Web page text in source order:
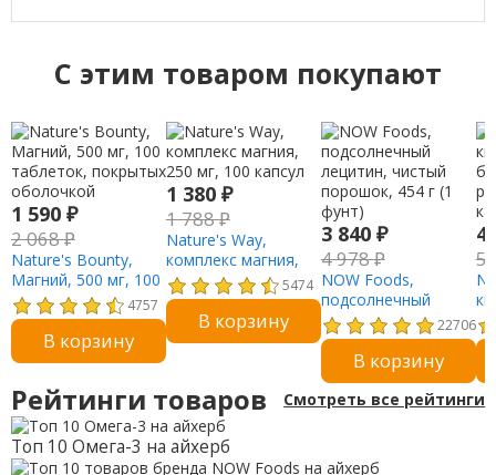
C этим товаром покупают
1 590 ₽
2 068₽
Nature's Bounty,
Магний, 500 мг, 100
таблеток, покрытых
оболочкой
4757
В корзину
1 380 ₽
1 788₽
Nature's Way,
комплекс магния,
250 мг, 100 капсул
5474
В корзину
3 840 ₽
4 978₽
NOW Foods,
подсолнечный
лецитин, чистый
порошок, 454 г (1
фунт)
22706
В корзину
4
5
Рейтинги товаров Смотреть все рейтинги
Топ 10 Омега-3 на айхерб